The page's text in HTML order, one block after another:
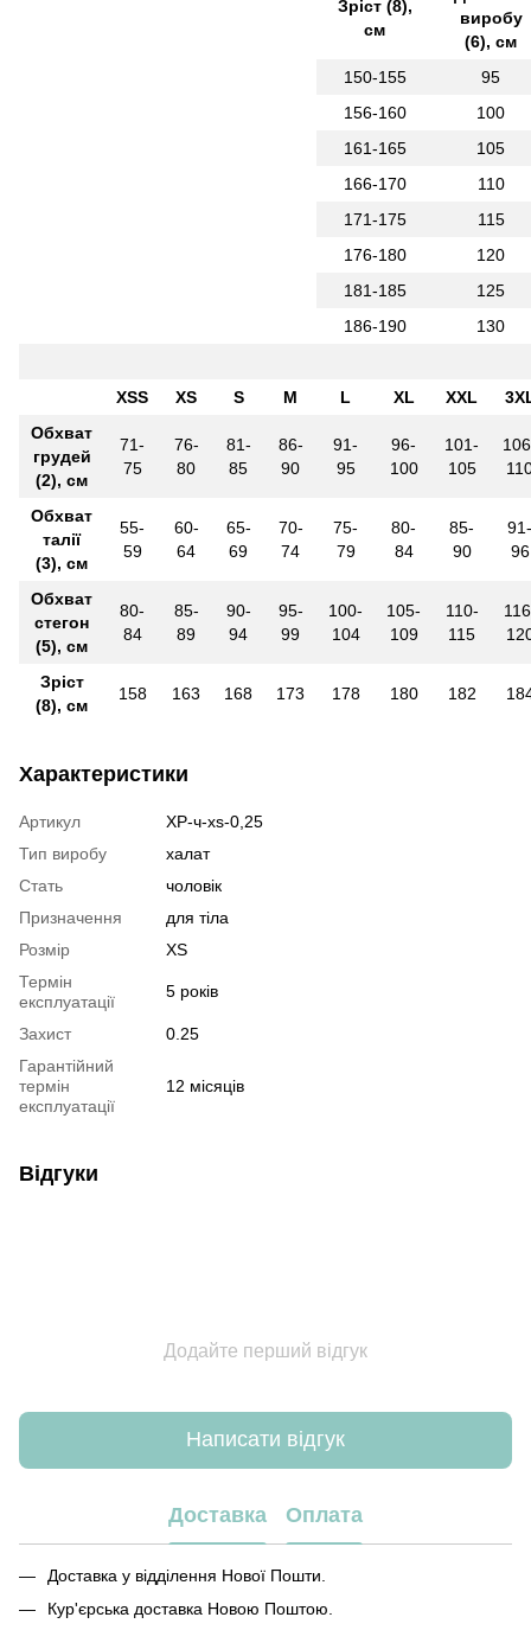
Зріст (8),
см
виробу
(6), см
150-155
95
156-160
100
161-165
105
166-170
110
171-175
115
176-180
120
181-185
125
186-190
130
XSS XS S M L XL XXL
Обхват
грудей
(2), см
71-
75
76-
80
81-
85
86-
90
91-
95
96-
100
101-
105
Обхват
талії
(3), см
55-
59
60-
64
65-
69
70-
74
75-
79
80-
84
85-
90
91-
96
Обхват
стегон
(5), см
80-
84
85-
89
90-
94
95-
99
100-
104
105-
109
110-
115
Зріст
(8), см
158 163 168 173 178 180 182
Характеристики
Артикул
ХР-ч-xs-0,25
Тип виробу
халат
Стать
чоловік
Призначення
для тіла
Розмір
XS
Термін
експлуатації
5 років
Захист
0.25
Гарантійний
термін
експлуатації
12 місяців
Відгуки
Додайте перший відгук
Написати відгук
Доставка Оплата
Доставка у відділення Нової Пошти.
Кур'єрська доставка Новою Поштою.